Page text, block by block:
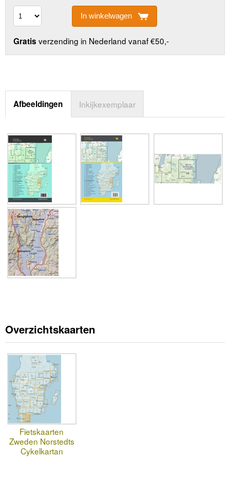
In winkelwagen
Gratis verzending in Nederland vanaf €50,-
Afbeeldingen Inkijkexemplaar
Overzichtskaarten
Fietskaarten
Zweden Norstedts
Cykelkartan